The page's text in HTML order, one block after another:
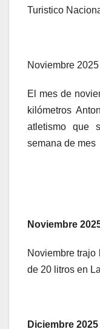
Turistico
Noviembre 2025
El mes de
kilómetros
atletismo que
semana de mes
Noviembre
Noviembre
de 20 litros en
Diciembre 2025